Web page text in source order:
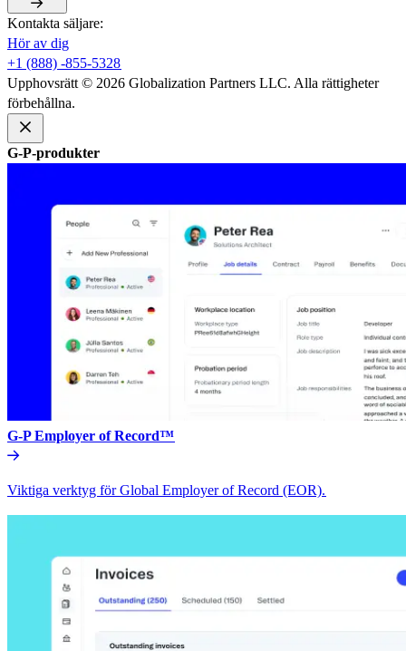
Kontakta säljare:​​
Hör av dig​​
+1 (888) -855-5328​​
Upphovsrätt © 2026 Globalization Partners LLC. Alla rättigheter
förbehållna.​​
G-P-produkter​​
G-P Employer of Record™​​
Viktiga verktyg för Global Employer of Record (EOR).​​